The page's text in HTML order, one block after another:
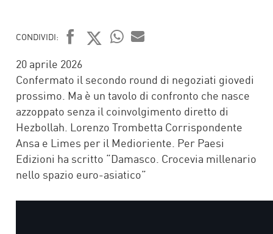
CONDIVIDI:
FACEBOOK
TWITTER
20 aprile 2026
Confermato il secondo round di negoziati giovedi
prossimo. Ma è un tavolo di confronto che nasce
azzoppato senza il coinvolgimento diretto di
Hezbollah. Lorenzo Trombetta Corrispondente
Ansa e Limes per il Medioriente. Per Paesi
Edizioni ha scritto “Damasco. Crocevia millenario
nello spazio euro-asiatico”